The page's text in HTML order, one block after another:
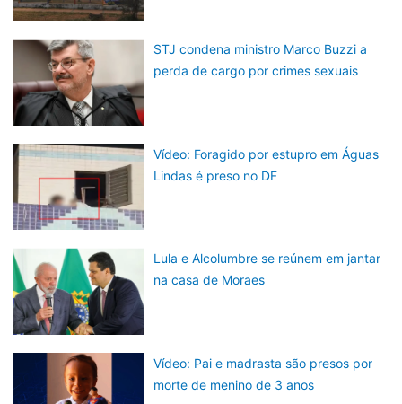
STJ condena ministro Marco Buzzi a
perda de cargo por crimes sexuais
Vídeo: Foragido por estupro em Águas
Lindas é preso no DF
Lula e Alcolumbre se reúnem em jantar
na casa de Moraes
Vídeo: Pai e madrasta são presos por
morte de menino de 3 anos